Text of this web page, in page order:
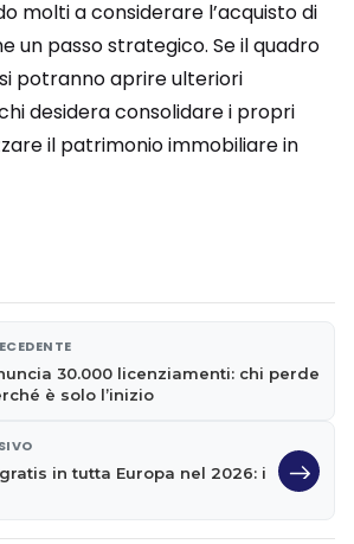
molti a considerare l’acquisto di
un passo strategico. Se il quadro
potranno aprire ulteriori
desidera consolidare i propri
il patrimonio immobiliare in
30.000 licenziamenti: chi perde
è solo l’inizio
in tutta Europa nel 2026: i